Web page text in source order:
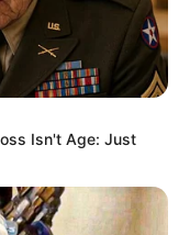
Isn't Age: Just